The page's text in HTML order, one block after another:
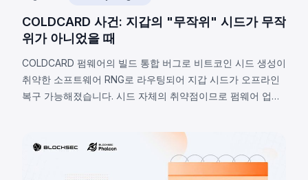
COLDCARD 사건: 지갑의 "무작위" 시드가 무작
위가 아니었을 때
COLDCARD 펌웨어의 빌드 통합 버그로 비트코인 시드 생성이
취약한 소프트웨어 RNG로 라우팅되어 지갑 시드가 오프라인
복구 가능해졌습니다. 시드 자체의 취약점이므로 펌웨어 업데
입니다.